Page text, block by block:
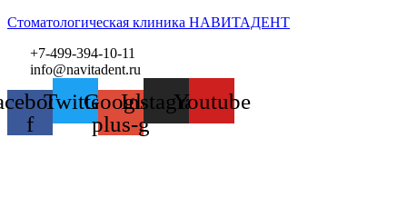
Стоматологическая клиника НАВИТАДЕНТ
+7-499-394-10-11
info@navitadent.ru
f
TwitterGoogle-
plus-g
InstagramYoutube